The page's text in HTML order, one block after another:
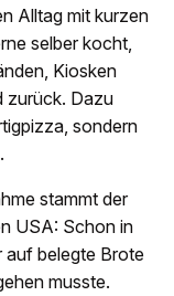
Alltag mit kurzen
selber kocht,
Kiosken
zurück. Dazu
sondern
stammt der
USA: Schon in
auf belegte Brote
musste.